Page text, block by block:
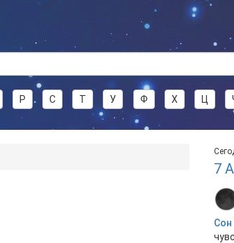
Р С Т У Ф Х Ц
7
Сон